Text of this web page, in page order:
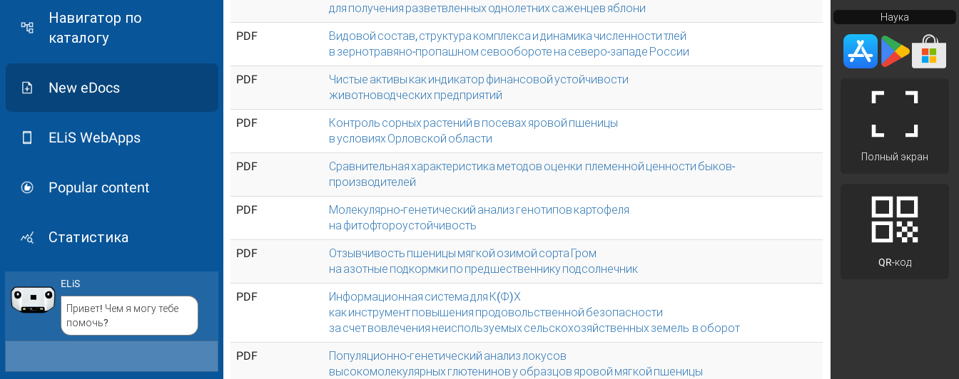
Навигатор по
каталогу
New eDocs
ELiS WebApps
Popular content
Статистика
ELiS
Привет! Чем я могу тебе
помочь?
для получения разветвленных однолетних саженцев яблони
PDF
Видовой состав, структура комплекса и динамика численности тлей
в зернотравяно-пропашном севообороте на северо-западе России
PDF
Чистые активы как индикатор финансовой устойчивости
животноводческих предприятий
PDF
Контроль сорных растений в посевах яровой пшеницы
в условиях Орловской области
PDF
Сравнительная характеристика методов оценки племенной ценности быков-
производителей
PDF
Молекулярно-генетический анализ генотипов картофеля
на фитофтороустойчивость
PDF
Отзывчивость пшеницы мягкой озимой сорта Гром
на азотные подкормки по предшественнику подсолнечник
PDF
Информационная система для К(Ф)Х
как инструмент повышения продовольственной безопасности
за счет вовлечения неиспользуемых сельскохозяйственных земель в оборот
PDF
Популяционно-генетический анализ локусов
высокомолекулярных глютенинов у образцов яровой мягкой пшеницы
Наука
Полный экран
QR-код